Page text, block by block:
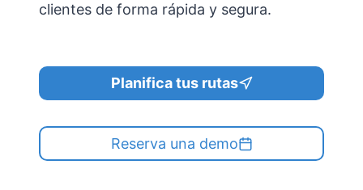
clientes de forma rápida y segura.
Planifica tus rutas
Reserva una demo